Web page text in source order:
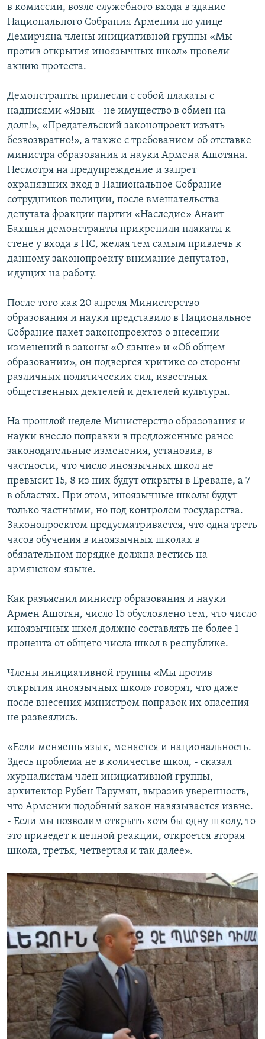
в комиссии, возле служебного входа в здание
Национального Собрания Армении по улице
Демирчяна члены инициативной группы «Мы
против открытия иноязычных школ» провели
акцию протеста.
Демонстранты принесли с собой плакаты с
надписями «Язык - не имущество в обмен на
долг!», «Предательский законопроект изъять
безвозвратно!», а также с требованием об отставке
министра образования и науки Армена Ашотяна.
Несмотря на предупреждение и запрет
охранявших вход в Национальное Собрание
сотрудников полиции, после вмешательства
депутата фракции партии «Наследие» Анаит
Бахшян демонстранты прикрепили плакаты к
стене у входа в НС, желая тем самым привлечь к
данному законопроекту внимание депутатов,
идущих на работу.
После того как 20 апреля Министерство
образования и науки представило в Национальное
Собрание пакет законопроектов о внесении
изменений в законы «О языке» и «Об общем
образовании», он подвергся критике со стороны
различных политических сил, известных
общественных деятелей и деятелей культуры.
На прошлой неделе Министерство образования и
науки внесло поправки в предложенные ранее
законодательные изменения, установив, в
частности, что число иноязычных школ не
превысит 15, 8 из них будут открыты в Ереване, а 7 –
в областях. При этом, иноязычные школы будут
только частными, но под контролем государства.
Законопроектом предусматривается, что одна треть
часов обучения в иноязычных школах в
обязательном порядке должна вестись на
армянском языке.
Как разъяснил министр образования и науки
Армен Ашотян, число 15 обусловлено тем, что число
иноязычных школ должно составлять не более 1
процента от общего числа школ в республике.
Члены инициативной группы «Мы против
открытия иноязычных школ» говорят, что даже
после внесения министром поправок их опасения
не развеялись.
«Если меняешь язык, меняется и национальность.
Здесь проблема не в количестве школ, - сказал
журналистам член инициативной группы,
архитектор Рубен Тарумян, выразив уверенность,
что Армении подобный закон навязывается извне.
- Если мы позволим открыть хотя бы одну школу, то
это приведет к цепной реакции, откроется вторая
школа, третья, четвертая и так далее».